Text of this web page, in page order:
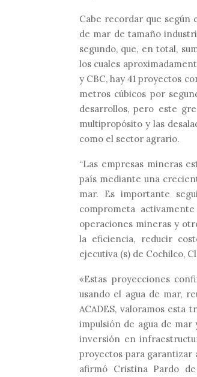
Cabe recordar que según
de mar de tamaño
segundo, que, en total,
los cuales
y CBC,hay 41 proyectos
metros cúbicos por
desarrollos, pero este
multipropósito y las
como el sector agrario.
“Las empresas mineras
país mediante una
mar. Es importante
comprometa
operaciones mineras y
la eficiencia, reducir
ejecutiva (s) de Cochilco,
«Estas proyecciones
usando el agua de mar,
ACADES, valoramos esta
impulsión de agua de mar
inversión en
proyectos para garantizar
afirmó Cristina Pardo